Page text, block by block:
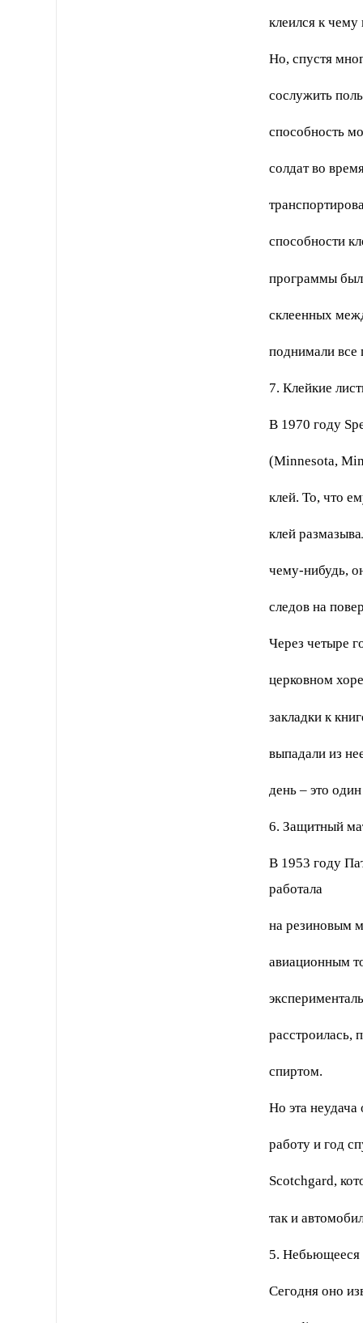
клеился к
Но, спустя
сослужить
способность
солдат во
способности
программы был
склеенных
поднимали все
7. Клейкие
В 1970 году
(Minnesota,
клей. То, что
клей
чему-нибудь,
следов на
Через четыре
церковном
закладки к
выпадали из
день – это
6. Защитный
В 1953 году
работала
на резиновым
авиационным
расстроилась,
спиртом.
Но эта
работу и год
Scotchgard,
так и
5. Небьющееся
Сегодня оно